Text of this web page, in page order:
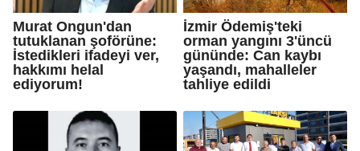
Murat Ongun'dan
tutuklanan şoförüne:
İstedikleri ifadeyi ver,
hakkımı helal
ediyorum!
İzmir Ödemiş'teki
orman yangını 3'üncü
gününde: Can kaybı
yaşandı, mahalleler
tahliye edildi